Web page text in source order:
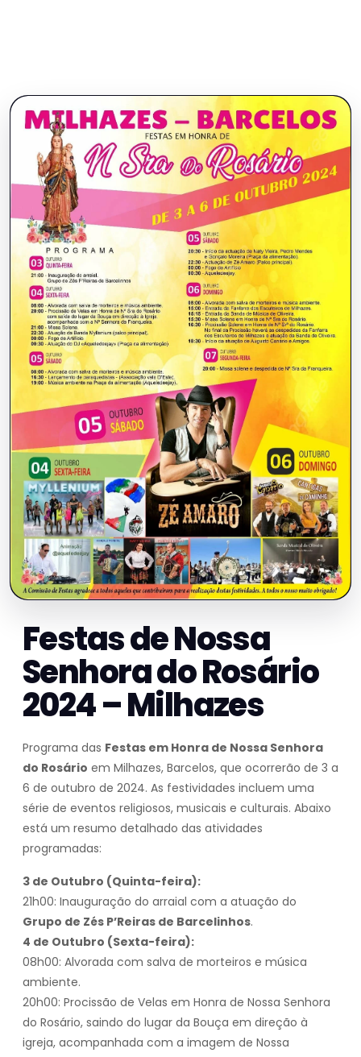
Festas de Nossa
Senhora do Rosário
2024 – Milhazes
Programa das Festas em Honra de Nossa Senhora
do Rosário em Milhazes, Barcelos, que ocorrerão de 3 a
6 de outubro de 2024. As festividades incluem uma
série de eventos religiosos, musicais e culturais. Abaixo
está um resumo detalhado das atividades
programadas:
3 de Outubro (Quinta-feira):
21h00: Inauguração do arraial com a atuação do
Grupo de Zés P’Reiras de Barcelinhos.
4 de Outubro (Sexta-feira):
08h00: Alvorada com salva de morteiros e música
ambiente.
20h00: Procissão de Velas em Honra de Nossa Senhora
do Rosário, saindo do lugar da Bouça em direção à
igreja, acompanhada com a imagem de Nossa